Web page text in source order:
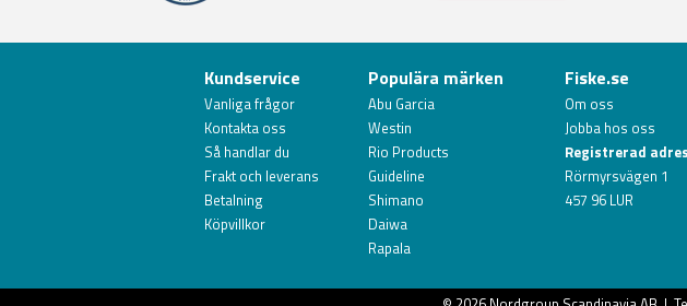
Kundservice
Vanliga frågor
Kontakta oss
Så handlar du
Frakt och leverans
Betalning
Köpvillkor
Populära märken
Abu Garcia
Westin
Rio Products
Guideline
Shimano
Daiwa
Rapala
Fiske.se
Om oss
Jobba hos oss
Registrerad
Rörmyrsvägen 1
457 96 LUR